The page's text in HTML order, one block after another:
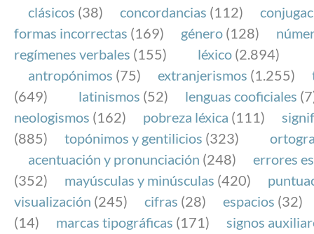
FundéuRAE es una fundación patrocinada por la
y la Real Academia Española, cuyo objetivo es
el buen uso del español en los medios de
Internet.
clásicos (38) concordancias (112)
formas incorrectas (169) género (128)
regímenes verbales (155) léxico (2.894)
antropónimos (75) extranjerismos (1.255)
(649)
latinismos (52) lenguas cooficiales
neologismos (162) pobreza léxica (111)
(885)
topónimos y gentilicios (323)
acentuación y pronunciación (248)
errores
(352)
mayúsculas y minúsculas (420)
visualización (245) cifras (28) espacios (32)
(14)
marcas tipográficas (171)
signos